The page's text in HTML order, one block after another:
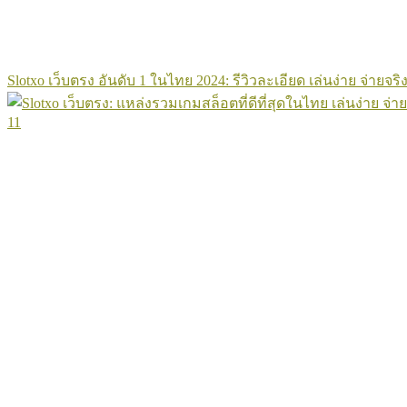
Slotxo เว็บตรง อันดับ 1 ในไทย 2024: รีวิวละเอียด เล่นง่าย จ่ายจริ
11